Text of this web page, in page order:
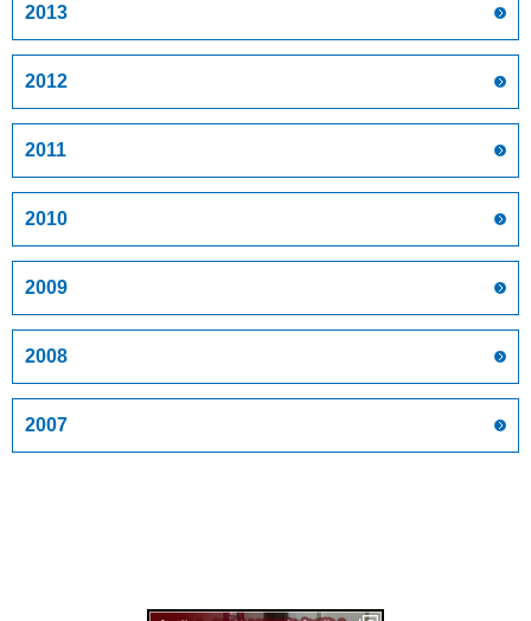
2013
2012
2011
2010
2009
2008
2007